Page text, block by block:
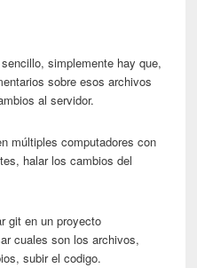
simplemente hay que,
sobre esos archivos
al servidor.
múltiples computadores con
halar los cambios del
git en un proyecto
cuales son los archivos,
subir el codigo.